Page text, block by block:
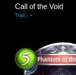
Call of the Void
Trait : -